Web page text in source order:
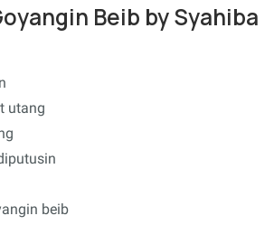
Beib by Syahiba
utang
beib